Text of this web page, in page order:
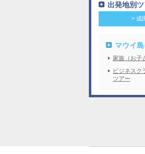
出発地別
> 成
マウイ
家族（お子
ビジネスク
ツアー